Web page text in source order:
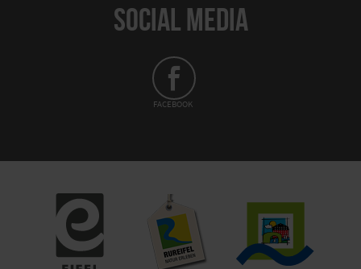
SOCIAL MEDIA
FACEBOOK